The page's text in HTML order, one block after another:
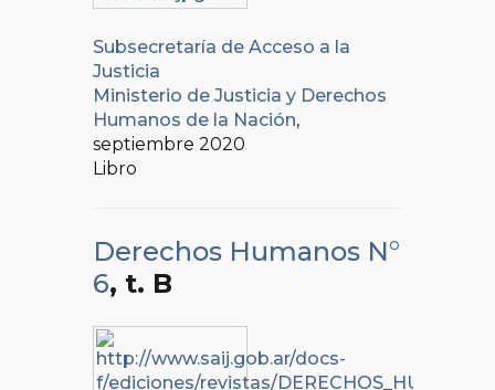
Subsecretaría de Acceso a la
Justicia
Ministerio de Justicia y Derechos
Humanos de la Nación,
septiembre 2020
Libro
Derechos Humanos N°
6, t. B